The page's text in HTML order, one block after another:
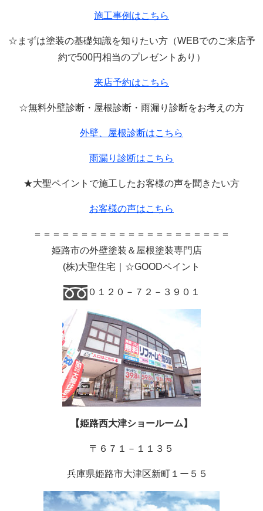
施工事例はこちら
☆まずは塗装の基礎知識を知りたい方（WEBでのご来店予
約で500円相当のプレゼントあり）
来店予約はこちら
☆無料外壁診断・屋根診断・雨漏り診断をお考えの方
外壁、屋根診断はこちら
雨漏り診断はこちら
★大聖ペイントで施工したお客様の声を聞きたい方
お客様の声はこちら
＝＝＝＝＝＝＝＝＝＝＝＝＝＝＝＝＝＝＝＝＝
姫路市の外壁塗装＆屋根塗装専門店
(株)大聖住宅｜☆GOODペイント
０１２０－７２－３９０１
【姫路西大津ショールーム】
〒６７１－１１３５
兵庫県姫路市大津区新町１ー５５